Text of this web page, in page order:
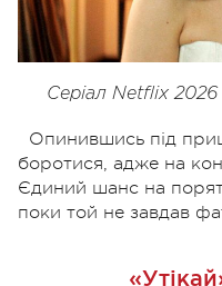
Серіал Netflix
Опинившись під
боротися, адже на
Єдиний шанс на
поки той не завдав